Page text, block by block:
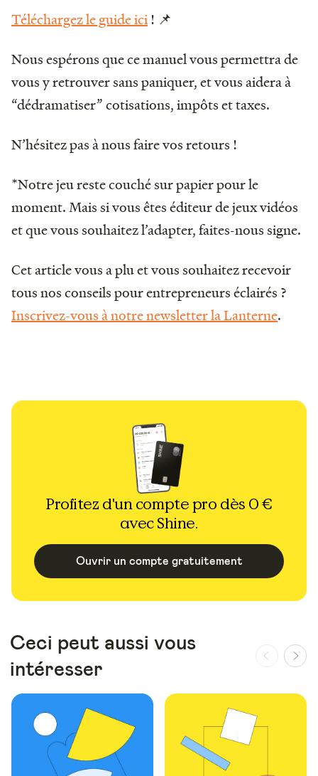
Téléchargez le guide ici! 📌
Nous espérons que ce manuel vous permettra de
vous y retrouver sans paniquer, et vous aidera à
“dédramatiser” cotisations, impôts et taxes.
N’hésitez pas à nous faire vos retours !
*Notre jeu reste couché sur papier pour le
moment. Mais si vous êtes éditeur de jeux vidéos
et que vous souhaitez l’adapter, faites-nous signe.
Cet article vous a plu et vous souhaitez recevoir
tous nos conseils pour entrepreneurs éclairés ?
Inscrivez-vous à notre newsletter la Lanterne.
Profitez d'un compte pro dès 0 €
avec Shine.
Ouvrir un compte gratuitement
Ceci peut aussi vous
intéresser